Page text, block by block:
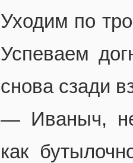
Уходим по
Успеваем
снова сзади
— Иваныч,
как